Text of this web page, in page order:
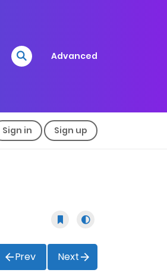
Advanced
Sign in Sign up
Prev Next